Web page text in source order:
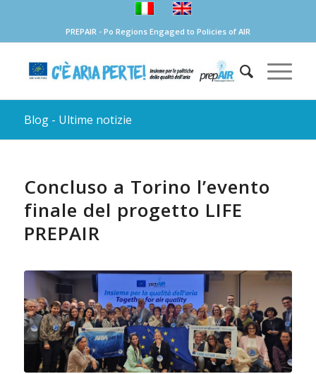
PREPAIR - Po Regions Engaged to Policies of AIR
Blog - Ultime notizie
Concluso a Torino l’evento
finale del progetto LIFE
PREPAIR